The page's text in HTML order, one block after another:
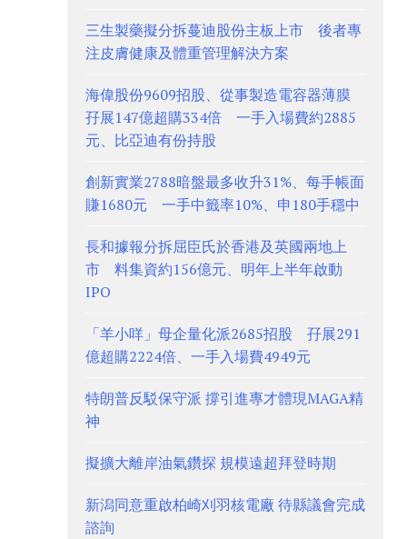
三生製藥擬分拆蔓迪股份主板上市 後者專
注皮膚健康及體重管理解決方案
海偉股份9609招股、從事製造電容器薄膜
孖展147億超購334倍 一手入場費約2885
元、比亞迪有份持股
創新實業2788暗盤最多收升31%、每手帳面
賺1680元 一手中籤率10%、申180手穩中
長和據報分拆屈臣氏於香港及英國兩地上
市 料集資約156億元、明年上半年啟動
IPO
「羊小咩」母企量化派2685招股 孖展291
億超購2224倍、一手入場費4949元
特朗普反駁保守派 撐引進專才體現MAGA精
神
擬擴大離岸油氣鑽探 規模遠超拜登時期
新潟同意重啟柏崎刈羽核電廠 待縣議會完成
諮詢